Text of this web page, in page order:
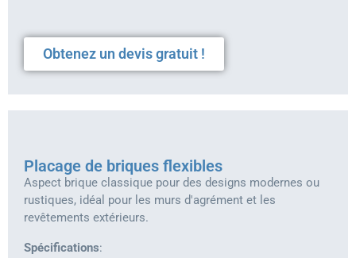
Obtenez un devis gratuit !
Placage de briques flexibles
Aspect brique classique pour des designs modernes ou
rustiques, idéal pour les murs d'agrément et les
revêtements extérieurs.
Spécifications: